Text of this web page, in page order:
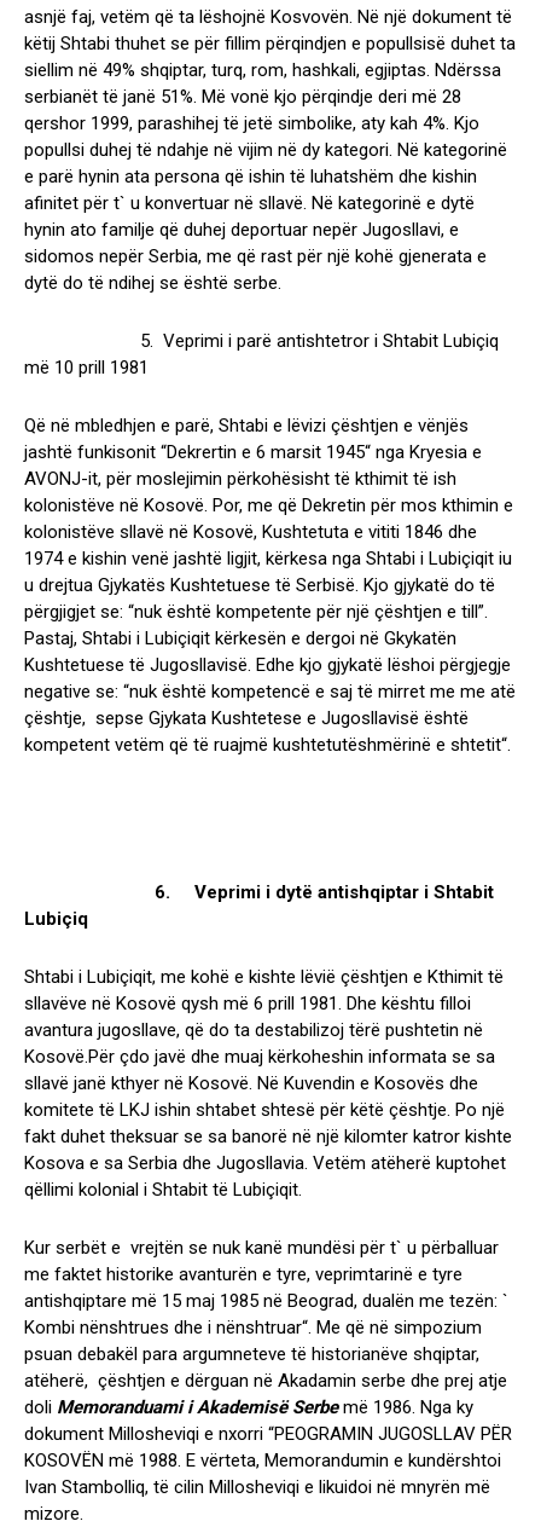
asnjë faj, vetëm që ta lëshojnë Kosvovën. Në një dokument të
këtij Shtabi thuhet se për fillim përqindjen e popullsisë duhet ta
siellim në 49% shqiptar, turq, rom, hashkali, egjiptas. Ndërssa
serbianët të janë 51%. Më vonë kjo përqindje deri më 28
qershor 1999, parashihej të jetë simbolike, aty kah 4%. Kjo
popullsi duhej të ndahje në vijim në dy kategori. Në kategorinë
e parë hynin ata persona që ishin të luhatshëm dhe kishin
afinitet për t` u konvertuar në sllavë. Në kategorinë e dytë
hynin ato familje që duhej deportuar nepër Jugosllavi, e
sidomos nepër Serbia, me që rast për një kohë gjenerata e
dytë do të ndihej se është serbe.
5. Veprimi i parë antishtetror i Shtabit Lubiçiq
më 10 prill 1981
Që në mbledhjen e parë, Shtabi e lëvizi çështjen e vënjës
jashtë funkisonit “Dekrertin e 6 marsit 1945“ nga Kryesia e
AVONJ-it, për moslejimin përkohësisht të kthimit të ish
kolonistëve në Kosovë. Por, me që Dekretin për mos kthimin e
kolonistëve sllavë në Kosovë, Kushtetuta e vititi 1846 dhe
1974 e kishin venë jashtë ligjit, kërkesa nga Shtabi i Lubiçiqit iu
u drejtua Gjykatës Kushtetuese të Serbisë. Kjo gjykatë do të
përgjigjet se: “nuk është kompetente për një çështjen e till”.
Pastaj, Shtabi i Lubiçiqit kërkesën e dergoi në Gkykatën
Kushtetuese të Jugosllavisë. Edhe kjo gjykatë lëshoi përgjegje
negative se: “nuk është kompetencë e saj të mirret me me atë
çështje, sepse Gjykata Kushtetese e Jugosllavisë është
kompetent vetëm që të ruajmë kushtetutëshmërinë e shtetit“.
6. Veprimi i dytë antishqiptar i Shtabit
Lubiçiq
Shtabi i Lubiçiqit, me kohë e kishte lëvië çështjen e Kthimit të
sllavëve në Kosovë qysh më 6 prill 1981. Dhe kështu filloi
avantura jugosllave, që do ta destabilizoj tërë pushtetin në
Kosovë.Për çdo javë dhe muaj kërkoheshin informata se sa
sllavë janë kthyer në Kosovë. Në Kuvendin e Kosovës dhe
komitete të LKJ ishin shtabet shtesë për këtë çështje. Po një
fakt duhet theksuar se sa banorë në një kilomter katror kishte
Kosova e sa Serbia dhe Jugosllavia. Vetëm atëherë kuptohet
qëllimi kolonial i Shtabit të Lubiçiqit.
Kur serbët e vrejtën se nuk kanë mundësi për t` u përballuar
me faktet historike avanturën e tyre, veprimtarinë e tyre
antishqiptare më 15 maj 1985 në Beograd, dualën me tezën: `
Kombi nënshtrues dhe i nënshtruar“. Me që në simpozium
psuan debakël para argumneteve të historianëve shqiptar,
atëherë, çështjen e dërguan në Akadamin serbe dhe prej atje
doli Memoranduami i Akademisë Serbemë 1986. Nga ky
dokument Millosheviqi e nxorri “PEOGRAMIN JUGOSLLAV PËR
KOSOVËN më 1988. E vërteta, Memorandumin e kundërshtoi
Ivan Stambolliq, të cilin Millosheviqi e likuidoi në mnyrën më
mizore.